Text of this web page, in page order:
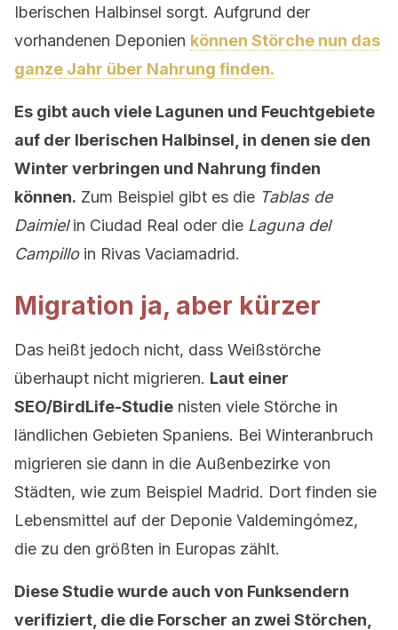
Iberischen Halbinsel sorgt. Aufgrund der
vorhandenen Deponien können Störche nun das
ganze Jahr über Nahrung finden.
Es gibt auch viele Lagunen und Feuchtgebiete
auf der Iberischen Halbinsel, in denen sie den
Winter verbringen und Nahrung finden
können. Zum Beispiel gibt es die Tablas de
Daimielin Ciudad Real oder die Laguna del
Campilloin Rivas Vaciamadrid.
Migration ja, aber kürzer
Das heißt jedoch nicht, dass Weißstörche
überhaupt nicht migrieren. Laut einer
SEO/BirdLife-Studie nisten viele Störche in
ländlichen Gebieten Spaniens. Bei Winteranbruch
migrieren sie dann in die Außenbezirke von
Städten, wie zum Beispiel Madrid. Dort finden sie
Lebensmittel auf der Deponie Valdemingómez,
die zu den größten in Europas zählt.
Diese Studie wurde auch von Funksendern
verifiziert, die die Forscher an zwei Störchen,